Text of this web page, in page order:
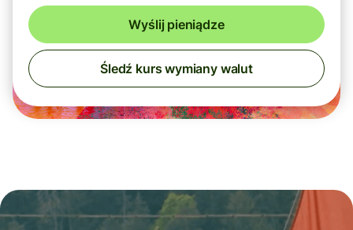
Wyślij pieniądze
Śledź kurs wymiany walut